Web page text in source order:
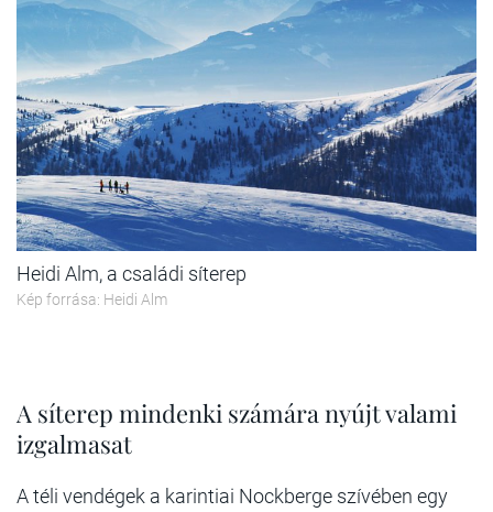
Heidi Alm, a családi síterep
Kép forrása: Heidi Alm
A síterep mindenki számára nyújt valami
izgalmasat
A téli vendégek a karintiai Nockberge szívében egy